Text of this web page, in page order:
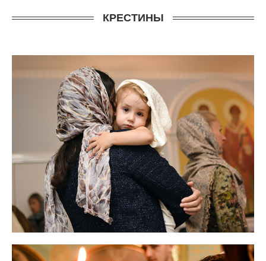
КРЕСТИНЫ